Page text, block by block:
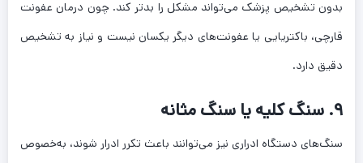
بدون تشخیص پزشک می‌تواند مشکل را بدتر کند. چون درمان عفونت
قارچی، باکتریایی یا عفونت‌های دیگر یکسان نیست و نیاز به تشخیص
دقیق دارد.
۹. سنگ کلیه یا سنگ مثانه
سنگ‌های دستگاه ادراری نیز می‌توانند باعث تکرر ادرار شوند، به‌خصوص